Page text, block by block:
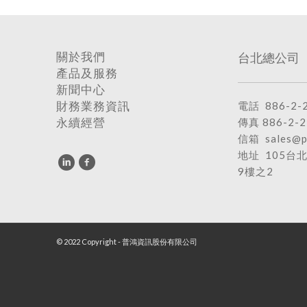
關於我們
產品及服務
新聞中心
財務業務資訊
永續經營
台北總公司
電話 886-2-
傳真 886-2-
信箱
地址 105台
9樓之2
© 2022 Copyright - 普鴻資訊股份有限公司